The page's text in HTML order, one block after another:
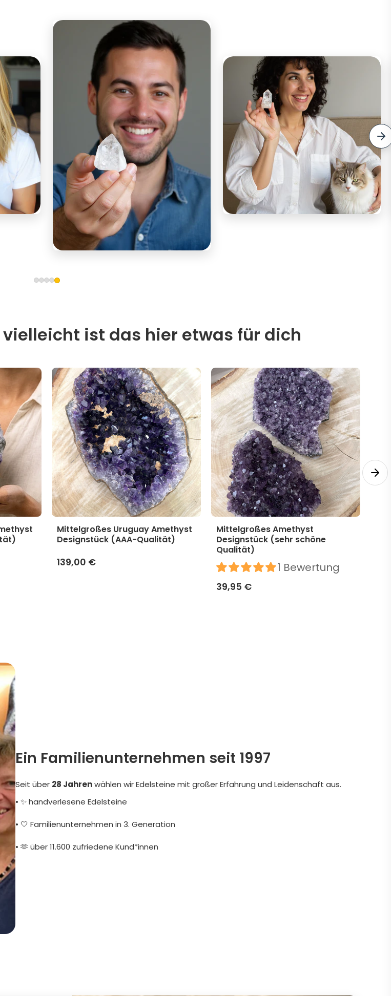
ist das hier etwas für dich
Mittelgroßes Uruguay Amethyst
Designstück (AAA-Qualität)
139,00 €
Mittelgroßes Amethyst
Designstück (sehr schöne
Qualität)
1 Bewertung
39,95 €
Ein Familienunternehmen seit 1997
Seit über 28 Jahrenwählen wir Edelsteine mit großer Erfahrung und Leidenschaft aus.
• ✨ handverlesene Edelsteine
• 🤍 Familienunternehmen in 3. Generation
• 🫶 über 11.600 zufriedene Kund*innen